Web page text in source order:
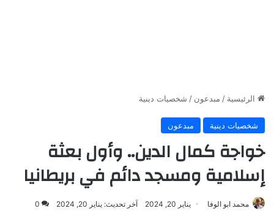
الرئيسية / مبدعون / شخصيات دينية
شخصيات دينية مبدعون
خواجة كمال الدين.. وأول بعثة
إسلامية ومسجد دائم في بريطانيا
محمد ابو الوفا يناير 20, 2024 آخر تحديث: يناير 20, 2024 0